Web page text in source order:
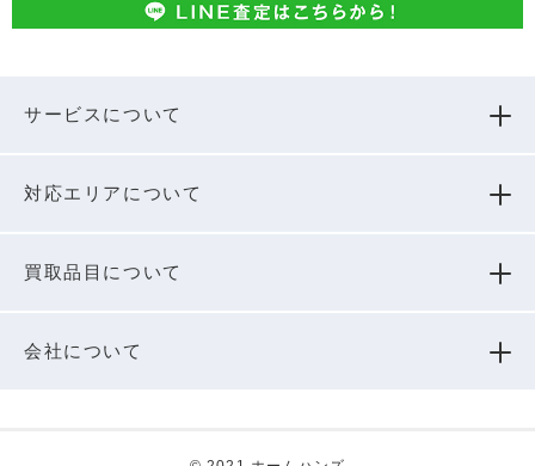
サービスについて
対応エリアについて
買取品⽬について
会社について